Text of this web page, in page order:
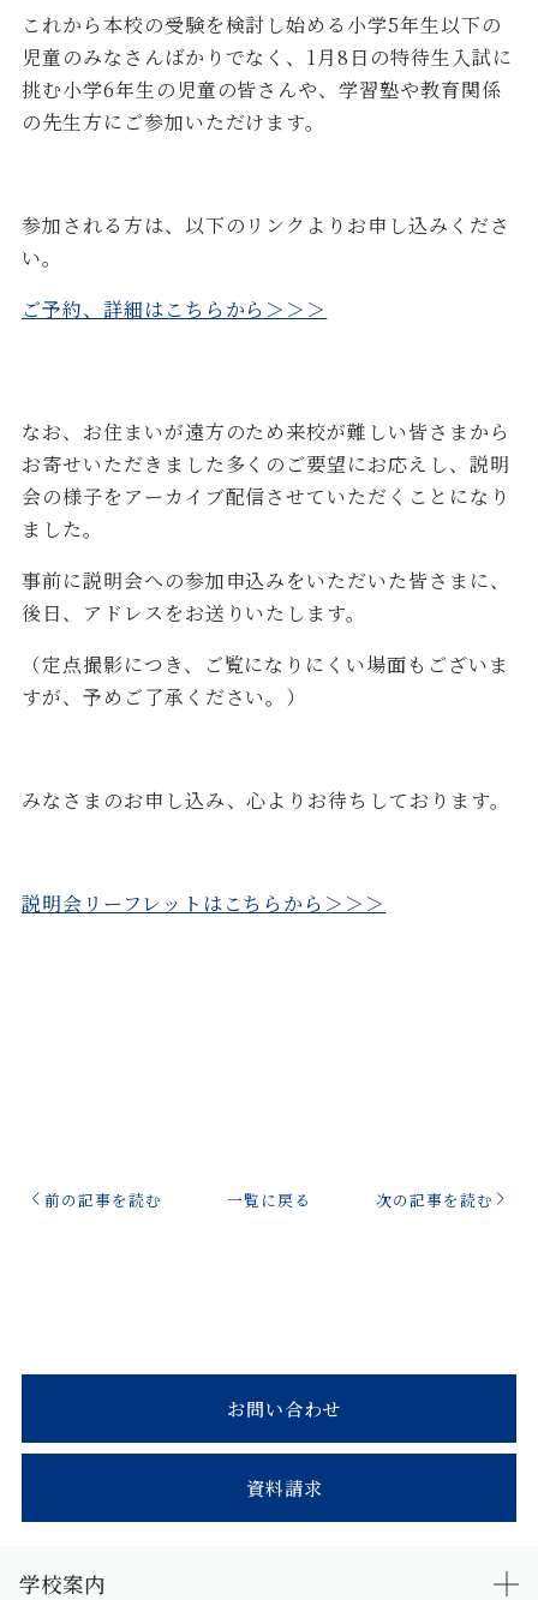
これから本校の受験を検討し始める小学5年生以下の
児童のみなさんばかりでなく、1月8日の特待生入試に
挑む小学6年生の児童の皆さんや、学習塾や教育関係
の先生方にご参加いただけます。
参加される方は、以下のリンクよりお申し込みくださ
い。
ご予約、詳細はこちらから＞＞＞
なお、お住まいが遠方のため来校が難しい皆さまから
お寄せいただきました多くのご要望にお応えし、説明
会の様子をアーカイブ配信させていただくことになり
ました。
事前に説明会への参加申込みをいただいた皆さまに、
後日、アドレスをお送りいたします。
（定点撮影につき、ご覧になりにくい場面もございま
すが、予めご了承ください。）
みなさまのお申し込み、心よりお待ちしております。
説明会リーフレットはこちらから＞＞＞
前の記事を読む 一覧に戻る 次の記事を読む
お問い合わせ
資料請求
学校案内